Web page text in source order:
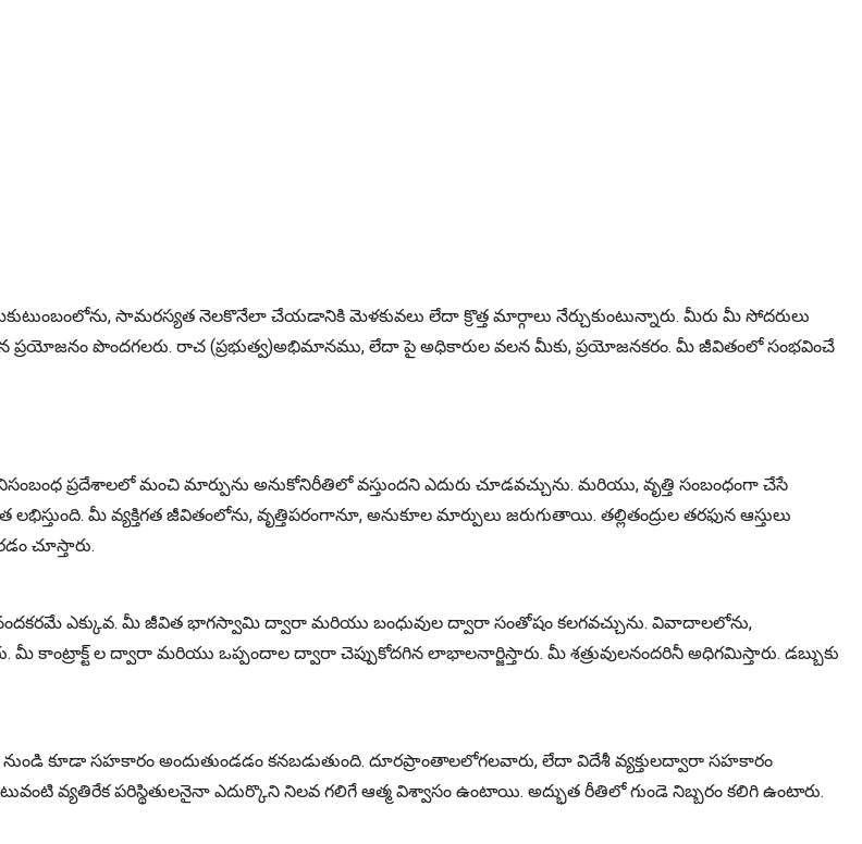
సామరస్యత నెలకొనేలా చేయడానికి మెళకువలు లేదా క్రొత్త మార్గాలు నేర్చుకుంటున్నారు. మీరు మీ సోదరులు
పొందగలరు. రాచ (ప్రభుత్వ)అభిమానము, లేదా పై అధికారుల వలన మీకు, ప్రయోజనకరం. మీ జీవితంలో సంభవించే
ప్రదేశాలలో మంచి మార్పును అనుకోనిరీతిలో వస్తుందని ఎదురు చూడవచ్చును. మరియు, వృత్తి సంబంధంగా చేసే
మీ వ్యక్తిగత జీవితంలోను, వృత్తిపరంగానూ, అనుకూల మార్పులు జరుగుతాయి. తల్లితంద్రుల తరఫున ఆస్తులు
చూస్తారు.
ఎక్కువ. మీ జీవిత భాగస్వామి ద్వారా మరియు బంధువుల ద్వారా సంతోషం కలగవచ్చును. వివాదాలలోను,
కాంట్రాక్ట్ ల ద్వారా మరియు ఒప్పందాల ద్వారా చెప్పుకోదగిన లాభాలనార్జిస్తారు. మీ శత్రువులనందరినీ అధిగమిస్తారు. డబ్బుకు
నుండి కూడా సహకారం అందుతుండడం కనబడుతుంది. దూరప్రాంతాలలోగలవారు, లేదా విదేశీ వ్యక్తులద్వారా సహకారం
వ్యతిరేక పరిస్థితులనైనా ఎదుర్కొని నిలవ గలిగే ఆత్మ విశ్వాసం ఉంటాయి. అద్భుత రీతిలో గుండె నిబ్బరం కలిగి ఉంటారు.